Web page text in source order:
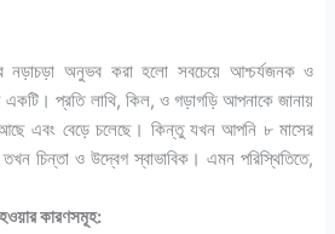
নড়াচড়া অনুভব করা হলো সবচেয়ে আশ্চর্যজনক ও
একটি। প্রতি লাথি, কিল, ও গড়াগড়ি আপনাকে জানায়
এবং বেড়ে চলেছে। কিন্তু যখন আপনি ৮ মাসের
চিন্তা ও উদ্বেগ স্বাভাবিক। এমন পরিস্থিতিতে,
হওয়ার কারণসমূহ: